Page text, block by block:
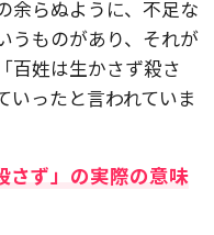
余らぬように、不足な
うものがあり、それが
百姓は生かさず殺さ
いったと言われていま
さず」の実際の意味